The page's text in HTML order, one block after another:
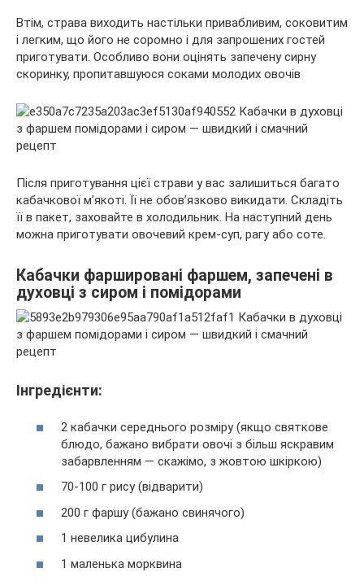
Втім, страва виходить настільки привабливим, соковитим
і легким, що його не соромно і для запрошених гостей
приготувати. Особливо вони оцінять запечену сирну
скоринку, пропитавшуюся соками молодих овочів
Після приготування цієї страви у вас залишиться багато
кабачкової м’якоті. Її не обов’язково викидати. Складіть
її в пакет, заховайте в холодильник. На наступний день
можна приготувати овочевий крем-суп, рагу або соте.
Кабачки фаршировані фаршем, запечені в
духовці з сиром і помідорами
Інгредієнти:
2 кабачки середнього розміру (якщо святкове
блюдо, бажано вибрати овочі з більш яскравим
забарвленням — скажімо, з жовтою шкіркою)
70-100 г рису (відварити)
200 г фаршу (бажано свинячого)
1 невелика цибулина
1 маленька морквина